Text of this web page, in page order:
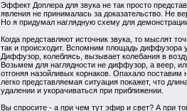
Эффект Доплера для звука не так просто
явления не принималась за доказательство. Не
Но я придумал наглядную схему для
Когда представляют источник звука, то мыслят
так и происходит. Вспомним площадь
Диффузор, колеблясь, вызывает колебания в
Возьмем для наглядности не диффузор, а веер,
отгоняя назойливых корнаков. Опахало
легко представляемая ситуация покажет, что
удалении и укорачиваться при приближении.
Вы спросите - а при чем тут эфир и свет? А при